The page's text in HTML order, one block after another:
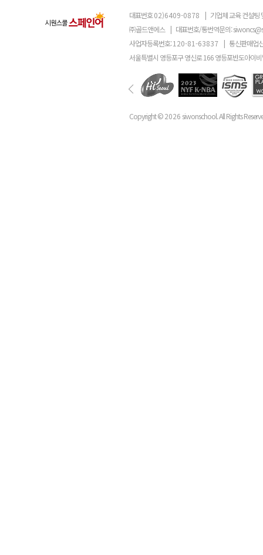
대표번호02)6409-0878 | 기업체 교육 컨설팅
㈜골드앤에스 | 대표번호/통번역문의:
사업자등록번호:120-81-63837 | 통신판매업
서울특별시 영등포구 영신로 166 영등포반도아이
Copyright ©2026 siwonschool. All Rights